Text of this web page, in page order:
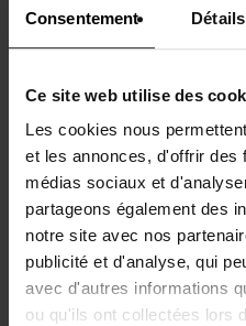
Consentement Détails
Ce site web utilise des
Les cookies nous
et les annonces, d'offrir des
médias sociaux et
partageons également des
notre site avec nos
publicité et d'analyse, qui
avec d'autres informations
ou qu'ils ont collectées lors
nécessitait une vigilance
interventions ont été
spécifiques visant à
abords tout au long des
Cette approche illustre
concilier performance
de l’environnement,
d’intervention